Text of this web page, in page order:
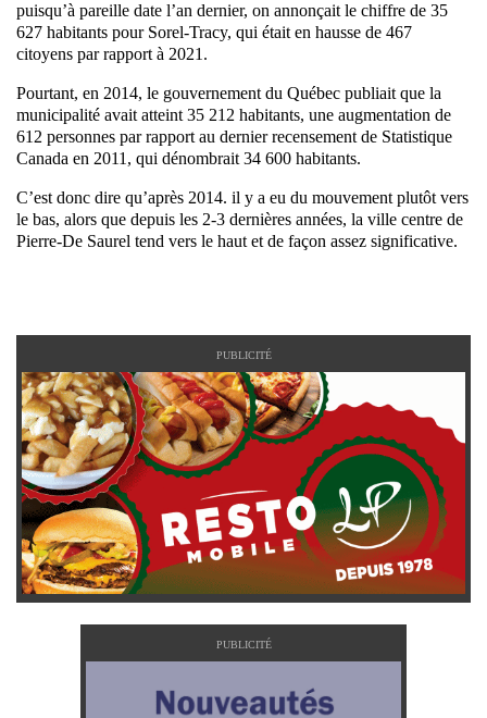
puisqu’à pareille date l’an dernier, on annonçait le chiffre de 35
627 habitants pour Sorel-Tracy, qui était en hausse de 467
citoyens par rapport à 2021.
Pourtant, en 2014, le gouvernement du Québec publiait que la
municipalité avait atteint 35 212 habitants, une augmentation de
612 personnes par rapport au dernier recensement de Statistique
Canada en 2011, qui dénombrait 34 600 habitants.
C’est donc dire qu’après 2014. il y a eu du mouvement plutôt vers
le bas, alors que depuis les 2-3 dernières années, la ville centre de
Pierre-De Saurel tend vers le haut et de façon assez significative.
PUBLICITÉ
PUBLICITÉ